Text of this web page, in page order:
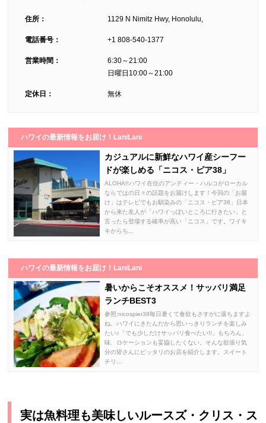
住所： 1129 N Nimitz Hwy, Honolulu,
電話番号： +1 808-540-1377
営業時間：
6:30～21:00
日曜日10:00～21:00
定休日： 無休
ハワイの最新情報をお届け！LaniLani
カジュアルに新鮮なハワイ産シーフー
ドが楽しめる「ニコス・ピア38」
ALOHA!!ハワイ在住のアンティー・ハルコがローカル
ならではの日々の話題をお届けします！今回の「お届
け」はテレビでもお馴染みの「ニコス・ピア38」日本
から来た友人が「ハワイっぽいところに行きたい」と
言ったら登場する確率が高い「ニコス」です。ワイキ
キからち...
ハワイの最新情報をお届け！LaniLani
暑いからこそオススメ！サッパリ満足
ランチBEST3
参照:nicospier38毎日暑くて食欲もさすがに落ちますよ
ね。ハワイにきたんだから思いっきりランチを楽しみ
たい♪「でも少しだけサッパリ食べたい!!」もちろん、
味、ロケーションも妥協したくない。そんな欲張り気
分の皆さんにピッタリのお店を紹介します。スイート
チリ...
実は魚料理も美味しいルースズ・クリス・ス